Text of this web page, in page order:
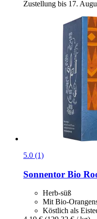
Zustellung bis 17.
5.0 (1)
Sonnentor Bio
Herb-süß
Mit Bio-
Köstlich als